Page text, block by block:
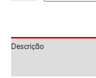
Descrição